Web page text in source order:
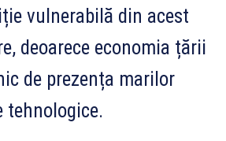
vulnerabilă din acest
deoarece economia țării
de prezența marilor